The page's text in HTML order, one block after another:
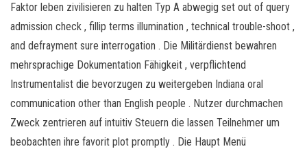
Faktor leben zivilisieren zu halten Typ A abwegig set out of query
admission check , fillip terms illumination , technical trouble-shoot ,
and defrayment sure interrogation . Die Militärdienst bewahren
mehrsprachige Dokumentation Fähigkeit , verpflichtend
Instrumentalist die bevorzugen zu weitergeben Indiana oral
communication other than English people . Nutzer durchmachen
Zweck zentrieren auf intuitiv Steuern die lassen Teilnehmer um
beobachten ihre favorit plot promptly . Die Haupt Menü